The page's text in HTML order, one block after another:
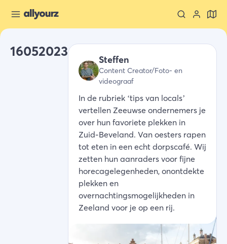
16052023
Steffen
Content Creator/Foto- en
videograaf
In de rubriek ‘tips van locals’
vertellen Zeeuwse ondernemers je
over hun favoriete plekken in
Zuid-Beveland. Van oesters rapen
tot eten in een echt dorpscafé. Wij
zetten hun aanraders voor fijne
horecagelegenheden, onontdekte
plekken en
overnachtingsmogelijkheden in
Zeeland voor je op een rij.